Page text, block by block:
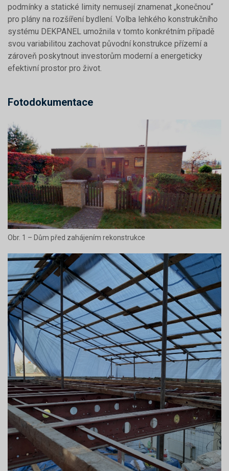
podmínky a statické limity nemusejí znamenat „konečnou“
pro plány na rozšíření bydlení. Volba lehkého konstrukčního
systému DEKPANEL umožnila v tomto konkrétním případě
svou variabilitou zachovat původní konstrukce přízemí a
zároveň poskytnout investorům moderní a energeticky
efektivní prostor pro život.
Fotodokumentace
Obr. 1 – Dům před zahájením rekonstrukce